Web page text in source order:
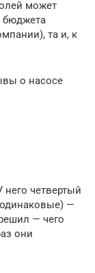
может
бюджета
та и, к
о насосе
четвертый
одинаковые) —
— чего
они